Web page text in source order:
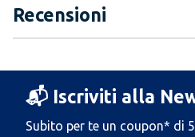
Recensioni
📬 Iscriviti alla
Subito per te un coupon* di